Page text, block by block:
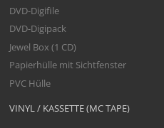
VINYL / KASSETTE (MC TAPE)
DVD-Digifile
DVD-Digipack
Jewel Box (1 CD)
Papierhülle mit Sichtfenster
PVC Hülle